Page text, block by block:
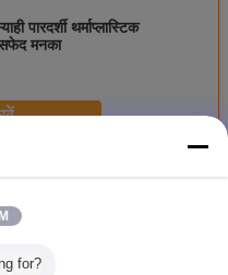
पारदर्शी थर्माप्लास्टिक
मनका
for?